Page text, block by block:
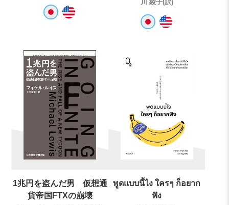
川 綾子(訳)
1兆円を盗んだ男 仮想通
貨帝国FTXの崩壊
พูดแบบนี้ไง ใครๆ ก็อยาก
ฟัง